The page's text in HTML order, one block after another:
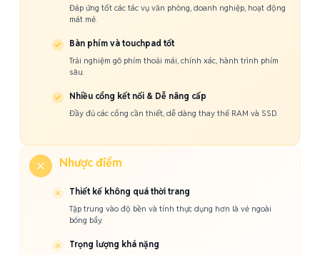
Đáp ứng tốt các tác vụ văn phòng, doanh nghiệp, hoạt động
mát mẻ.
Bàn phím và touchpad tốt
Trải nghiệm gõ phím thoải mái, chính xác, hành trình phím
sâu.
Nhiều cổng kết nối & Dễ nâng cấp
Đầy đủ các cổng cần thiết, dễ dàng thay thế RAM và SSD.
Nhược điểm
Thiết kế không quá thời trang
Tập trung vào độ bền và tính thực dụng hơn là vẻ ngoài
bóng bẩy.
Trọng lượng khá nặng